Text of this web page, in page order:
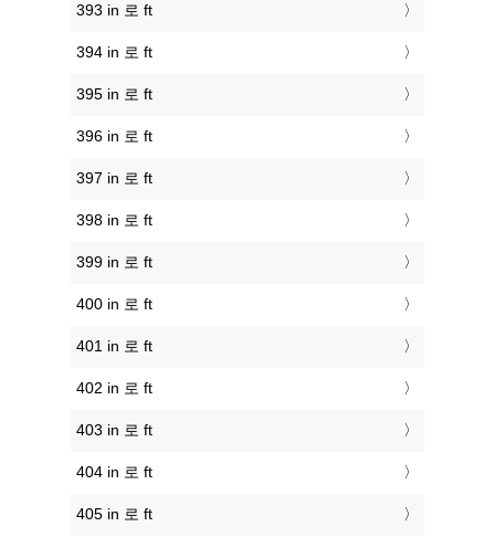
393 in 로 ft
394 in 로 ft
395 in 로 ft
396 in 로 ft
397 in 로 ft
398 in 로 ft
399 in 로 ft
400 in 로 ft
401 in 로 ft
402 in 로 ft
403 in 로 ft
404 in 로 ft
405 in 로 ft